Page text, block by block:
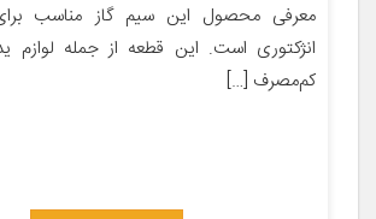
معرفی محصول این سیم گاز مناسب
انژکتوری است. این قطعه از جمله
کم‌مصرف […]